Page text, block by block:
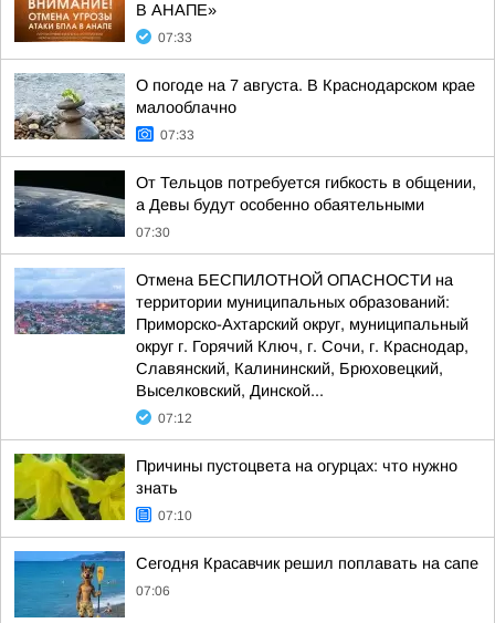
В АНАПЕ»
07:33
О погоде на 7 августа. В Краснодарском крае
малооблачно
07:33
От Тельцов потребуется гибкость в общении,
а Девы будут особенно обаятельными
07:30
Отмена БЕСПИЛОТНОЙ ОПАСНОСТИ на
территории муниципальных образований:
Приморско-Ахтарский округ, муниципальный
округ г. Горячий Ключ, г. Сочи, г. Краснодар,
Славянский, Калининский, Брюховецкий,
Выселковский, Динской...
07:12
Причины пустоцвета на огурцах: что нужно
знать
07:10
Сегодня Красавчик решил поплавать на сапе
07:06